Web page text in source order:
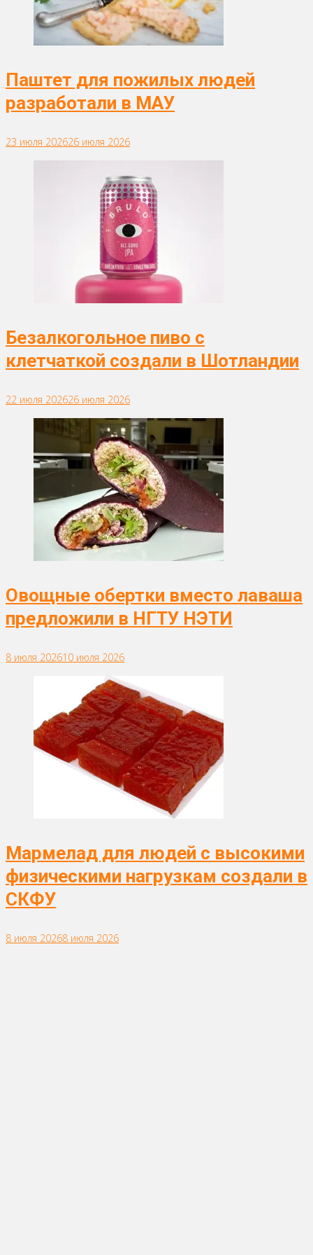
Паштет для пожилых людей
разработали в МАУ
23 июля 202626 июля 2026
Безалкогольное пиво с
клетчаткой создали в Шотландии
22 июля 202626 июля 2026
Овощные обертки вместо лаваша
предложили в НГТУ НЭТИ
8 июля 202610 июля 2026
Мармелад для людей с высокими
физическими нагрузкам создали в
СКФУ
8 июля 20268 июля 2026